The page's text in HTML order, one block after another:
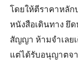
โดยให้ตีราคาหลัก
หนังสือเดินทาง ยึ
สัญญา ห้ามจำเลย
แต่ได้รับอนุญาตจ